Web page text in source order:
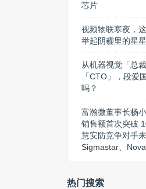
芯片
视频物联寒夜，
举起阴霾里的星
从机器视觉「总
「CTO」，段爱
吗？
富瀚微董事长杨
销售额首次突破
慧安防竞争对手
Sigmastar、
热门搜索